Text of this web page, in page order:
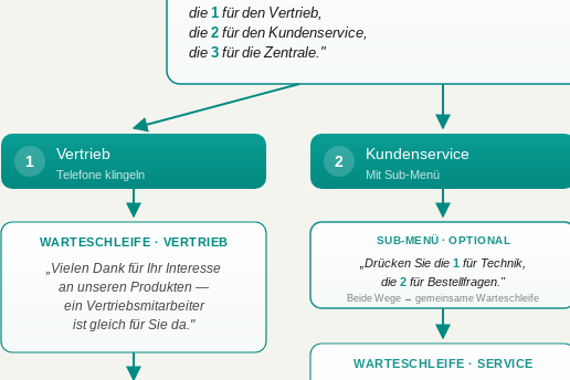
die1für den Vertrieb,
die2für den Kundenservice,
die3für die Zentrale."
1 Vertrieb
Telefone klingeln
2 Kundenservice
Mit Sub-Menü
SUB-MENÜ · OPTIONAL
„Drücken Sie die 1 für Technik,
die 2 für Bestellfragen."
Beide Wege → gemeinsame Warteschleife
WARTESCHLEIFE · VERTRIEB
„Vielen Dank für Ihr Interesse
an unseren Produkten —
ein Vertriebs­mitarbeiter
ist gleich für Sie da."
WARTESCHLEIFE · SERVICE